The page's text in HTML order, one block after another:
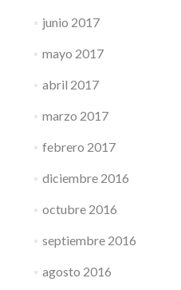
junio 2017
mayo 2017
abril 2017
marzo 2017
febrero 2017
diciembre 2016
octubre 2016
septiembre 2016
agosto 2016